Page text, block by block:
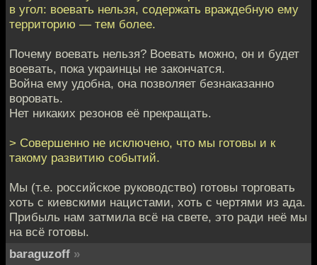
в угол: воевать нельзя, содержать враждебную ему
территорию — тем более.
Почему воевать нельзя? Воевать можно, он и будет
воевать, пока украинцы не закончатся.
Война ему удобна, она позволяет безнаказанно
воровать.
Нет никаких резонов её прекращать.
> Совершенно не исключено, что мы готовы и к
такому развитию событий.
Мы (т.е. российское руководство) готовы торговать
хоть с киевскими нацистами, хоть с чертями из ада.
Прибыль нам затмила всё на свете, это ради неё мы
на всё готовы.
baraguzoff »